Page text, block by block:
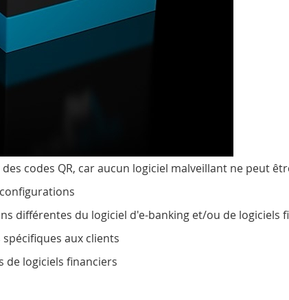
codes QR, car aucun logiciel malveillant ne peut
différentes du logiciel d'e-banking et/ou de logiciels
aux clients
de logiciels financiers